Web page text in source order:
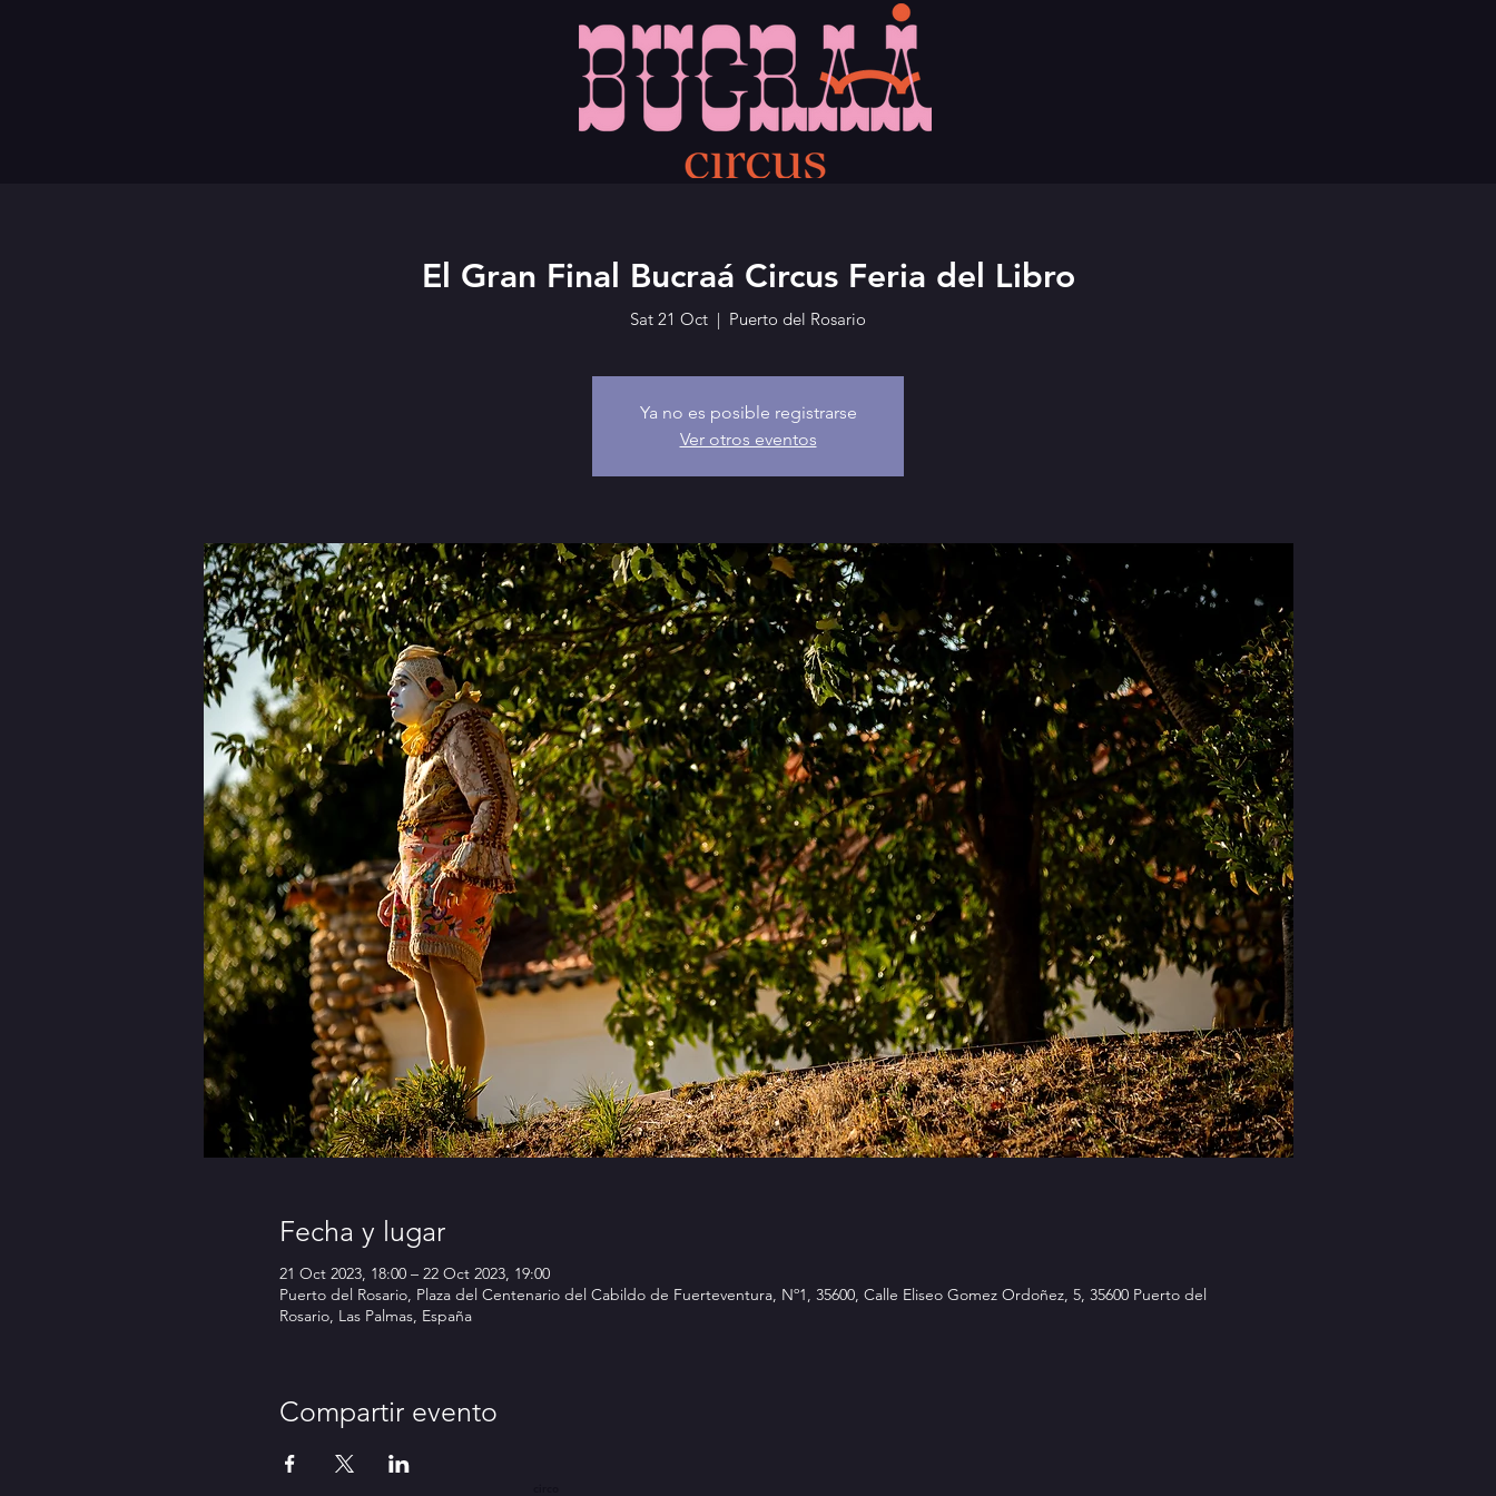
El Gran Final Bucraá Circus Feria del Libro
Sat 21 Oct
  |
Puerto del Rosario
Ya no es posible registrarse
Ver otros eventos
Fecha y lugar
21 Oct 2023, 18:00 – 22 Oct 2023, 19:00
Puerto del Rosario, Plaza del Centenario del Cabildo de Fuerteventura, Nº1, 35600, Calle Eliseo Gomez Ordoñez, 5, 35600 Puerto del
Rosario, Las Palmas, España
Compartir evento